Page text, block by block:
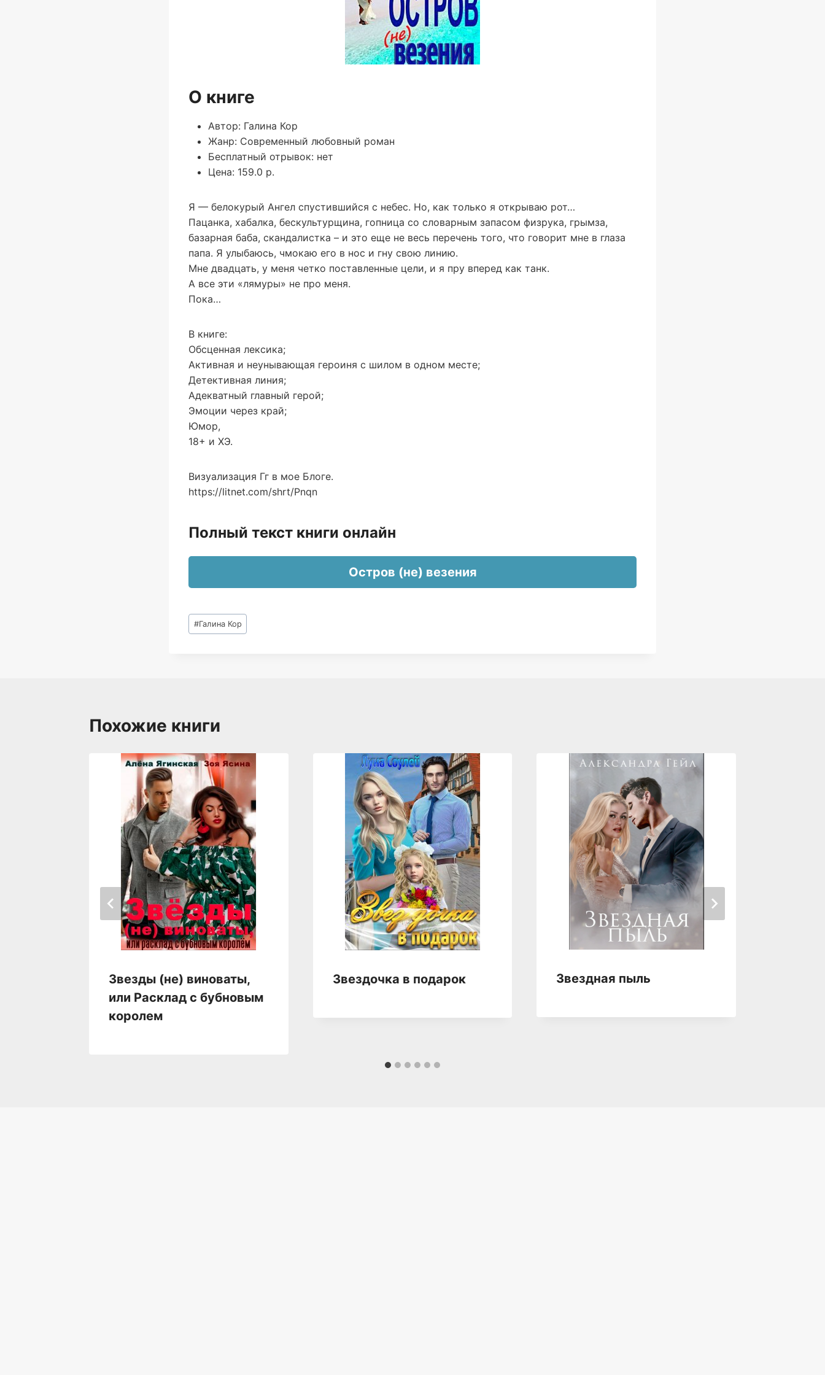
О книге
Автор: Галина Кор
Жанр: Современный любовный роман
Бесплатный отрывок: нет
Цена: 159.0 р.
Я — белокурый Ангел спустившийся с небес. Но, как только я открываю рот…
Пацанка, хабалка, бескультурщина, гопница со словарным запасом физрука, грымза,
базарная баба, скандалистка – и это еще не весь перечень того, что говорит мне в глаза
папа. Я улыбаюсь, чмокаю его в нос и гну свою линию.
Мне двадцать, у меня четко поставленные цели, и я пру вперед как танк.
А все эти «лямуры» не про меня.
Пока…
В книге:
Обсценная лексика;
Активная и неунывающая героиня с шилом в одном месте;
Детективная линия;
Адекватный главный герой;
Эмоции через край;
Юмор,
18+ и ХЭ.
Визуализация Гг в мое Блоге.
https://litnet.com/shrt/Pnqn
Полный текст книги онлайн
Остров (не) везения
Метки
записи:
#Галина Кор
Похожие книги
Звезды (не) виноваты,
или Расклад с бубновым
королем
Звездочка в подарок Звездная пыль